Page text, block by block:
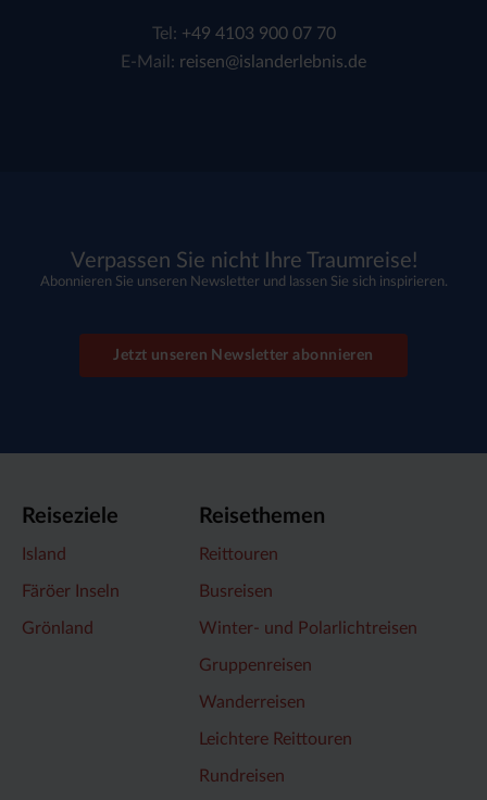
Tel: +49 4103 900 07 70
E-Mail: reisen@islanderlebnis.de
Verpassen Sie nicht Ihre Traumreise!
Abonnieren Sie unseren Newsletter und lassen Sie sich inspirieren.
Jetzt unseren Newsletter abonnieren
Reiseziele
Island
Färöer Inseln
Grönland
Reisethemen
Reittouren
Busreisen
Winter- und Polarlichtreisen
Gruppenreisen
Wanderreisen
Leichtere Reittouren
Rundreisen